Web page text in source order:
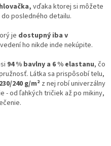
vďaka ktorej si môžete
posledného detailu.
je dostupný iba v
ho nikde inde nekúpite.
94 % bavlny a 6 % elastanu, čo
Látka sa prispôsobí telu,
240 g/m²z nej robí univerzálny
- od ľahkých tričiek až po mikiny,